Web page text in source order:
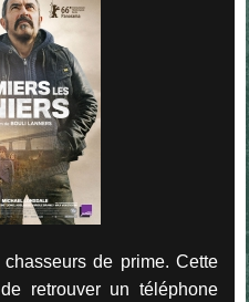
de prime. Cette
retrouver un téléphone